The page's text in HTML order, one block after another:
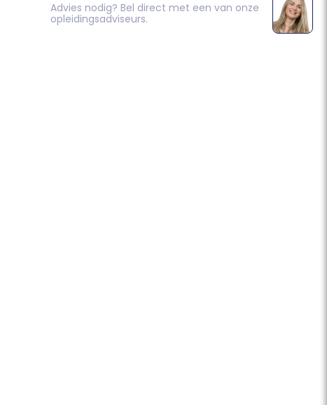
en dat waarderen onze
Advies nodig? Bel direct met een van onze
opleidingsadviseurs.